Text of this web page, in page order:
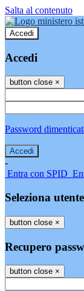
Salta al contenuto
Accedi
Accedi
button close ×
Password
-
Entra con SPID
Seleziona utente
button close ×
Recupero
button close ×